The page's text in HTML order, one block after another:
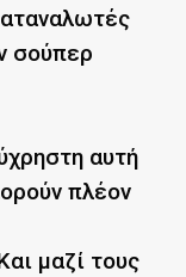
σούπερ
αυτή
πλέον
μαζί τους